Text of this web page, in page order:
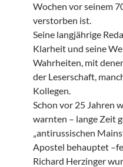
Wochen vor seinem
verstorben ist.
Seine langjährige
Klarheit und seine
Wahrheiten, mit
der Leserschaft,
Kollegen.
Schon vor 25 Jahren
warnten – lange Zeit
„antirussischen
Apostel behauptet
Richard Herzinger